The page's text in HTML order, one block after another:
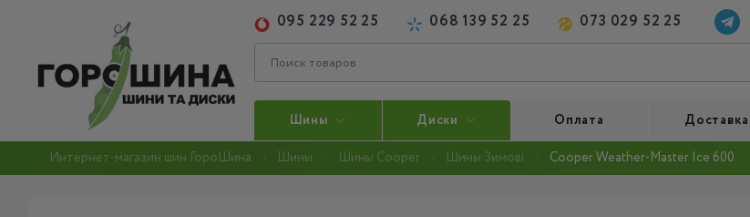
095 229 52 25 068 139 52 25 073 029 52 25
Шины Диски Оплата Доставка
Интернет-магазин шин ГороШина Шины Шины Cooper Шины Зимові Cooper Weather-Master Ice 600